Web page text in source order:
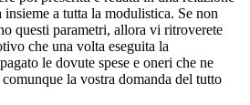
insieme a tutta la modulistica. Se non
questi parametri, allora vi ritroverete
che una volta eseguita la
le dovute spese e oneri che ne
la vostra domanda del tutto